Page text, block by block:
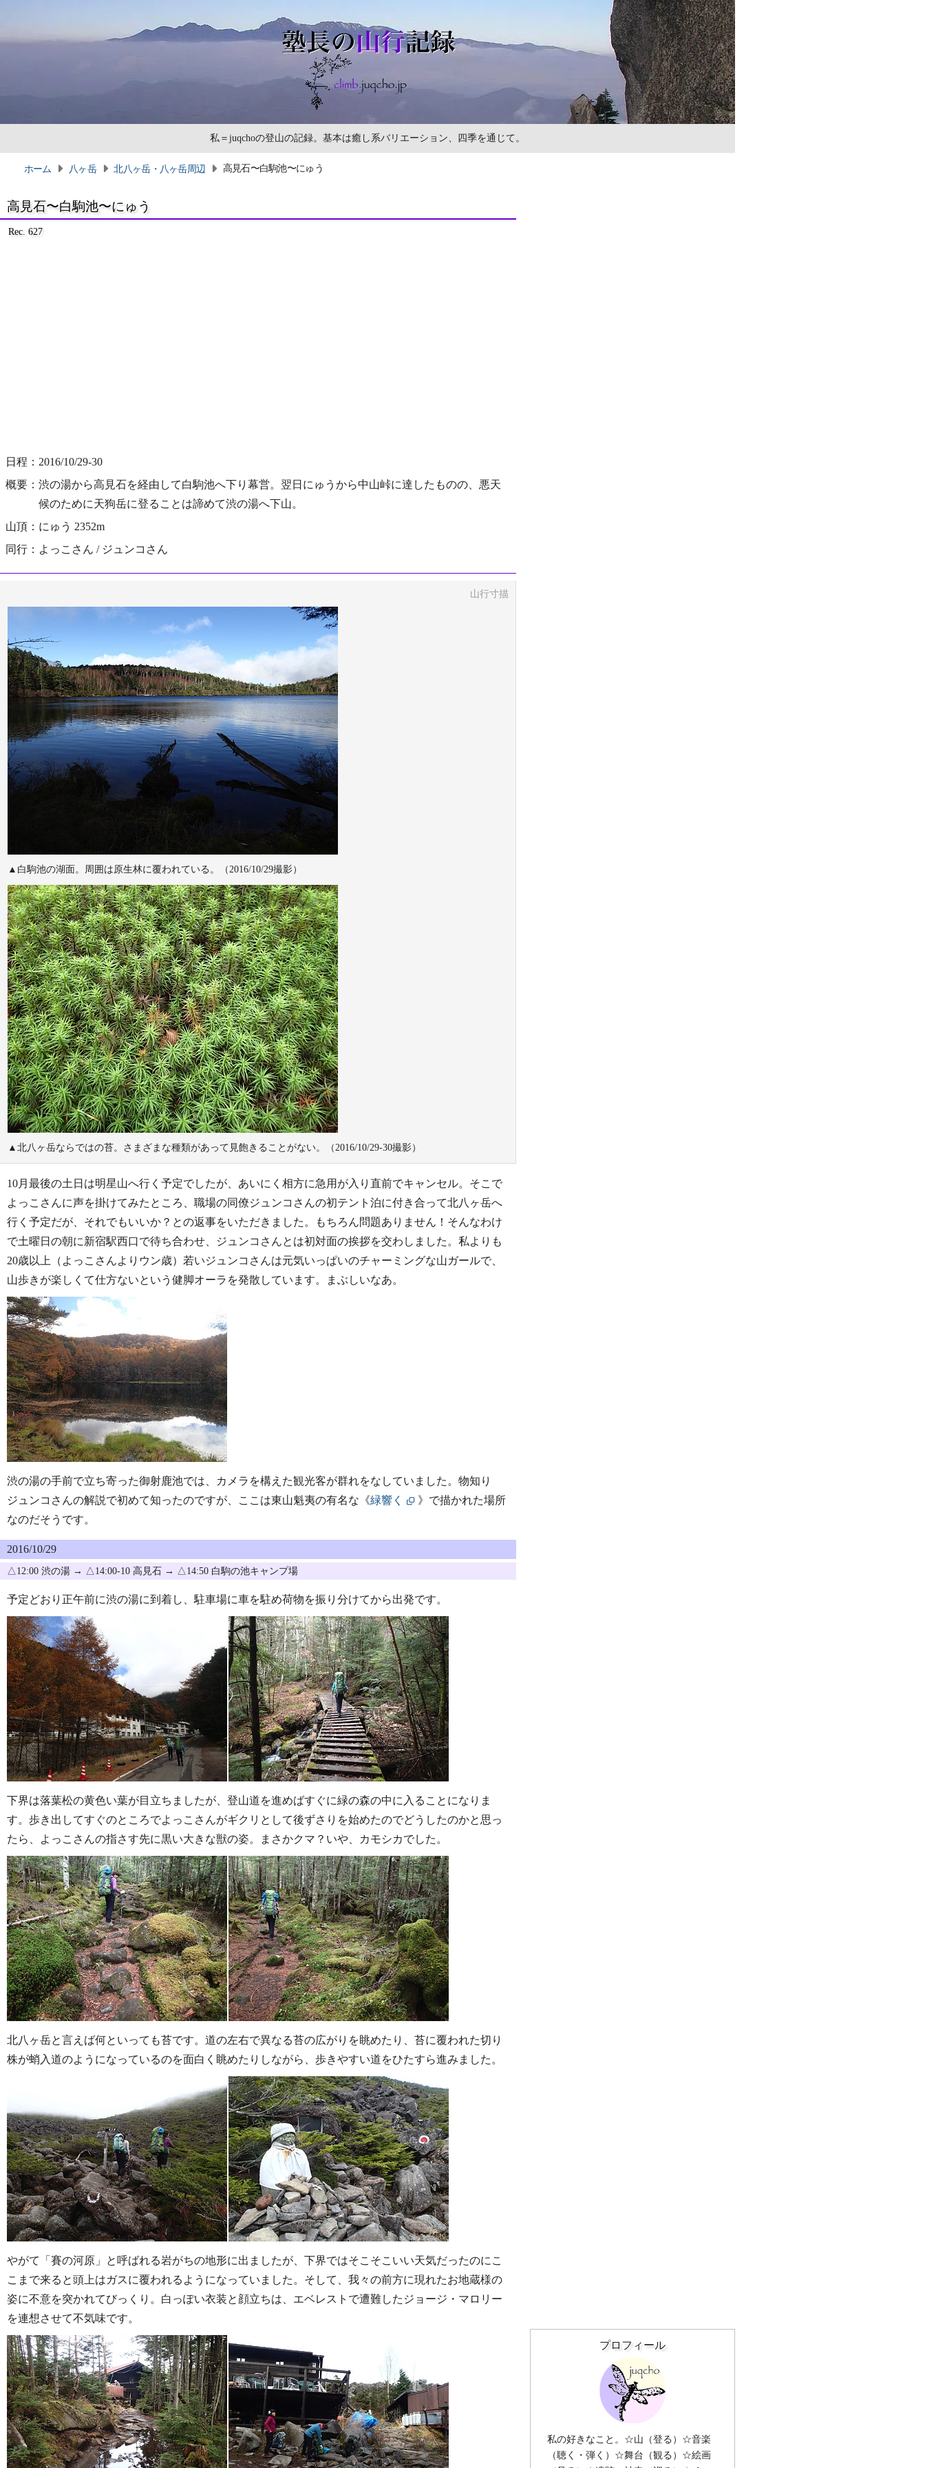
私＝juqchoの登山の記録。基本は癒し系バリエーション、四季を通じて。
ホーム 八ヶ岳 北八ヶ岳・八ヶ岳周辺 高見石〜白駒池〜にゅう
高見石〜白駒池〜にゅう
Rec. 627
日程：2016/10/29-30
概要：渋の湯から高見石を経由して白駒池へ下り幕営。翌日にゅうから中山峠に達したものの、悪天
候のために天狗岳に登ることは諦めて渋の湯へ下山。
山頂：にゅう 2352m
同行：よっこさん / ジュンコさん
山行寸描
▲白駒池の湖面。周囲は原生林に覆われている。（2016/10/29撮影）
▲北八ヶ岳ならではの苔。さまざまな種類があって見飽きることがない。（2016/10/29-30撮影）
10月最後の土日は明星山へ行く予定でしたが、あいにく相方に急用が入り直前でキャンセル。そこで
よっこさんに声を掛けてみたところ、職場の同僚ジュンコさんの初テント泊に付き合って北八ヶ岳へ
行く予定だが、それでもいいか？との返事をいただきました。もちろん問題ありません！そんなわけ
で土曜日の朝に新宿駅西口で待ち合わせ、ジュンコさんとは初対面の挨拶を交わしました。私よりも
20歳以上（よっこさんよりウン歳）若いジュンコさんは元気いっぱいのチャーミングな山ガールで、
山歩きが楽しくて仕方ないという健脚オーラを発散しています。まぶしいなあ。
渋の湯の手前で立ち寄った御射鹿池では、カメラを構えた観光客が群れをなしていました。物知り
ジュンコさんの解説で初めて知ったのですが、ここは東山魁夷の有名な《緑響く
》で描かれた場所
なのだそうです。
2016/10/29
△12:00 渋の湯 → △14:00-10 高見石 → △14:50 白駒の池キャンプ場
予定どおり正午前に渋の湯に到着し、駐車場に車を駐め荷物を振り分けてから出発です。
下界は落葉松の黄色い葉が目立ちましたが、登山道を進めばすぐに緑の森の中に入ることになりま
す。歩き出してすぐのところでよっこさんがギクリとして後ずさりを始めたのでどうしたのかと思っ
たら、よっこさんの指さす先に黒い大きな獣の姿。まさかクマ？いや、カモシカでした。
北八ヶ岳と言えば何といっても苔です。道の左右で異なる苔の広がりを眺めたり、苔に覆われた切り
株が蛸入道のようになっているのを面白く眺めたりしながら、歩きやすい道をひたすら進みました。
やがて「賽の河原」と呼ばれる岩がちの地形に出ましたが、下界ではそこそこいい天気だったのにこ
こまで来ると頭上はガスに覆われるようになっていました。そして、我々の前方に現れたお地蔵様の
姿に不意を突かれてびっくり。白っぽい衣装と顔立ちは、エベレストで遭難したジョージ・マロリー
を連想させて不気味です。
プロフィール
私の好きなこと。☆山（登る）☆音楽
（聴く・弾く）☆舞台（観る）☆絵画